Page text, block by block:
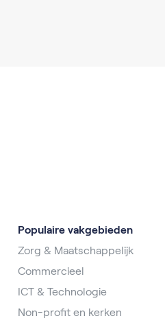
Populaire vakgebieden
Zorg & Maatschappelijk
Commercieel
ICT & Technologie
Non-profit en kerken